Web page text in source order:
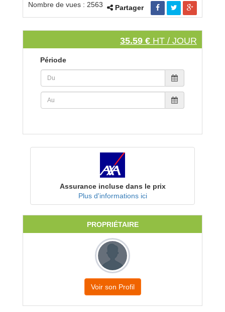
Nombre de vues : 2563 Partager
35.59 € HT / JOUR
Période
Assurance incluse dans le prix
Plus d'informations ici
PROPRIÉTAIRE
Voir son Profil